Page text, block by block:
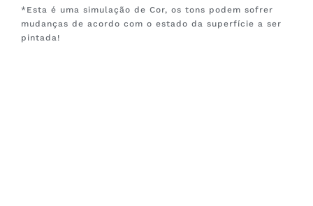
*Esta é uma simulação de Cor, os tons podem sofrer
mudanças de acordo com o estado da superfície a ser
pintada!